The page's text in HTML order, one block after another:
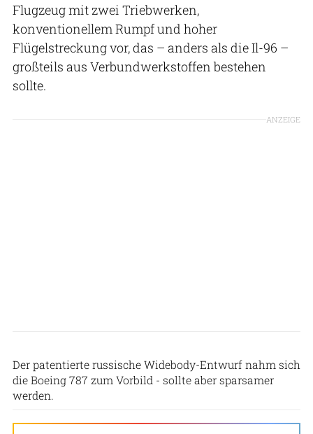
Flugzeug mit zwei Triebwerken,
konventionellem Rumpf und hoher
Flügelstreckung vor, das – anders als die Il-96 –
großteils aus Verbundwerkstoffen bestehen
sollte.
ANZEIGE
Der patentierte russische Widebody-Entwurf nahm sich
die Boeing 787 zum Vorbild - sollte aber sparsamer
werden.